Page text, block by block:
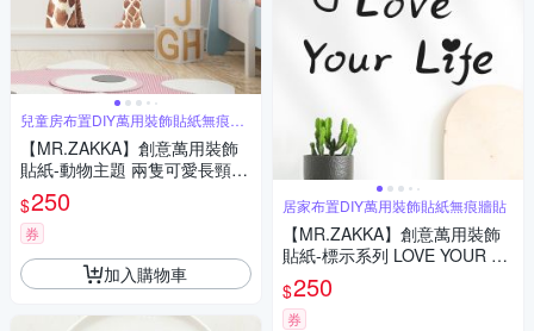
兒童房布置DIY萬用裝飾貼紙無痕牆
貼
【MR.ZAKKA】創意萬用裝飾
貼紙-動物主題 兩隻可愛長頸鹿
居家布置 DIY可移式壁貼 無痕
壁貼 牆貼
$250
券
加入購物車
居家布置DIY萬用裝飾貼紙無痕牆貼
【MR.ZAKKA】創意萬用裝飾
貼紙-標示系列 LOVE YOUR LI
FE 居家布置 DIY可移式壁貼 無
痕壁貼 牆貼
$250
券